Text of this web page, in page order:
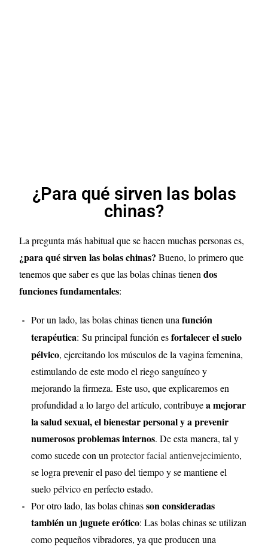
¿Para qué sirven las bolas
chinas?
La pregunta más habitual que se hacen muchas personas es,
¿para qué sirven las bolas chinas? Bueno, lo primero que
tenemos que saber es que las bolas chinas tienen dos
funciones fundamentales:
Por un lado, las bolas chinas tienen unafunción
terapéutica:Su principal función esfortalecer el suelo
pélvico, ejercitando los músculos de la vagina femenina,
estimulando de este modo el riego sanguíneo y
mejorando la firmeza.Este uso, que explicaremos en
profundidad a lo largo del artículo, contribuyea mejorar
la salud sexual, el bienestar personal y a prevenir
numerosos problemas internos. De esta manera, tal y
como sucede con unprotector facial antienvejecimiento,
se logra prevenir el paso del tiempo y se mantiene el
suelo pélvico en perfecto estado.
Por otro lado, las bolas chinasson consideradas
también un juguete erótico: Las bolas chinas se utilizan
como pequeños vibradores, ya que producen una